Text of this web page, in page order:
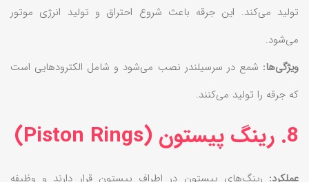
تولید می‌کند. این جرقه باعث شروع احتراق و تولید انرژی موتور
می‌شود.
ویژگی‌ها: شمع در سرسیلندر نصب می‌شود و شامل الکترودهایی است
که جرقه را تولید می‌کنند.
8. رینگ پیستون (Piston Rings)